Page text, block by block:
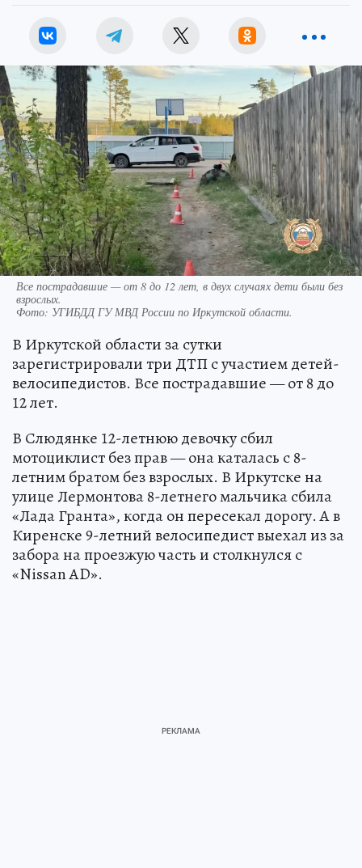
Все пострадавшие — от 8 до 12 лет, в двух случаях дети были без
взрослых.
Фото: УГИБДД ГУ МВД России по Иркутской области.
В Иркутской области за сутки
зарегистрировали три ДТП с участием детей-
велосипедистов. Все пострадавшие — от 8 до
12 лет.
В Слюдянке 12-летнюю девочку сбил
мотоциклист без прав — она каталась с 8-
летним братом без взрослых. В Иркутске на
улице Лермонтова 8-летнего мальчика сбила
«Лада Гранта», когда он пересекал дорогу. А в
Киренске 9-летний велосипедист выехал из за
забора на проезжую часть и столкнулся с
«Nissan AD».